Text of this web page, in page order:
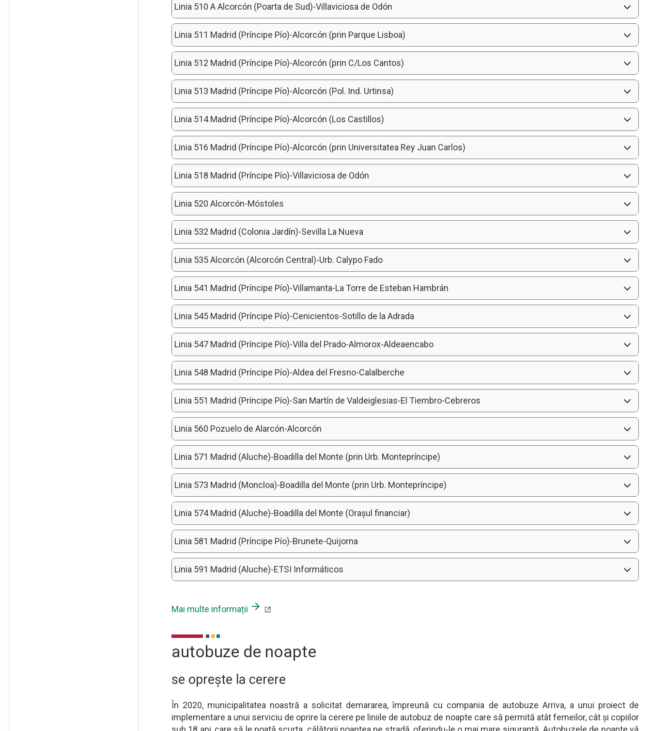
Linia 510 A Alcorcón (Poarta de Sud)-Villaviciosa de Odón
Linia 511 Madrid (Príncipe Pío)-Alcorcón (prin Parque Lisboa)
Linia 512 Madrid (Príncipe Pío)-Alcorcón (prin C/Los Cantos)
Linia 513 Madrid (Príncipe Pío)-Alcorcón (Pol. Ind. Urtinsa)
Linia 514 Madrid (Príncipe Pío)-Alcorcón (Los Castillos)
Linia 516 Madrid (Príncipe Pío)-Alcorcón (prin Universitatea Rey Juan Carlos)
Linia 518 Madrid (Príncipe Pío)-Villaviciosa de Odón
Linia 520 Alcorcón-Móstoles
Linia 532 Madrid (Colonia Jardín)-Sevilla La Nueva
Linia 535 Alcorcón (Alcorcón Central)-Urb. Calypo Fado
Linia 541 Madrid (Príncipe Pío)-Villamanta-La Torre de Esteban Hambrán
Linia 545 Madrid (Príncipe Pío)-Cenicientos-Sotillo de la Adrada
Linia 547 Madrid (Príncipe Pío)-Villa del Prado-Almorox-Aldeaencabo
Linia 548 Madrid (Príncipe Pío)-Aldea del Fresno-Calalberche
Linia 551 Madrid (Príncipe Pío)-San Martín de Valdeiglesias-El Tiembro-Cebreros
Linia 560 Pozuelo de Alarcón-Alcorcón
Linia 571 Madrid (Aluche)-Boadilla del Monte (prin Urb. Montepríncipe)
Linia 573 Madrid (Moncloa)-Boadilla del Monte (prin Urb. Montepríncipe)
Linia 574 Madrid (Aluche)-Boadilla del Monte (Orașul financiar)
Linia 581 Madrid (Príncipe Pío)-Brunete-Quijorna
Linia 591 Madrid (Aluche)-ETSI Informáticos
Mai multe informații arrow_forward
autobuze de noapte
se oprește la cerere
În 2020, municipalitatea noastră a solicitat demararea, împreună cu compania de autobuze Arriva, a unui proiect de
implementare a unui serviciu de oprire la cerere pe liniile de autobuz de noapte care să permită atât femeilor, cât și copiilor